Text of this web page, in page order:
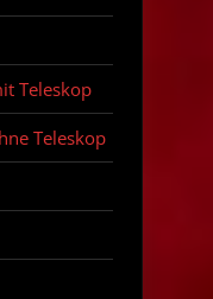
Teleskop
Teleskop